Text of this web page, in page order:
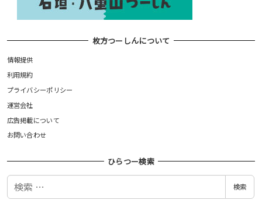
枚方つーしんについて
情報提供
利用規約
プライバシーポリシー
運営会社
広告掲載について
お問い合わせ
ひらつー検索
検
検索